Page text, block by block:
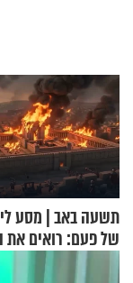
תשעה באב | מסע
של פעם: רואים את